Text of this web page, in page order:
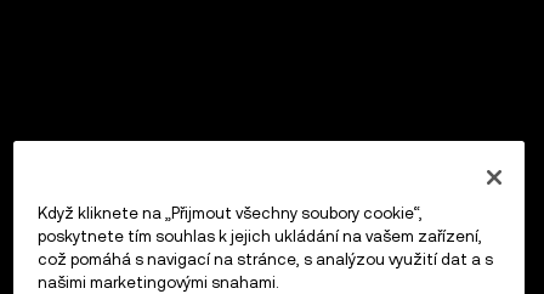
Když kliknete na „Přijmout všechny soubory cookie“,
poskytnete tím souhlas k jejich ukládání na vašem zařízení,
což pomáhá s navigací na stránce, s analýzou využití dat a s
našimi marketingovými snahami.